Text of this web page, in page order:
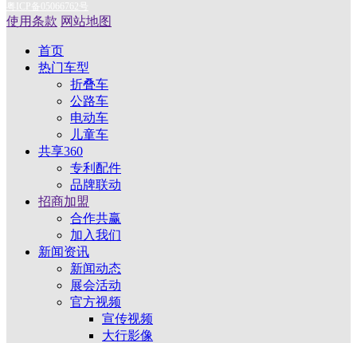
粤ICP备05066762号
使用条款 网站地图
首页
热门车型
折叠车
公路车
电动车
儿童车
共享360
专利配件
品牌联动
招商加盟
合作共赢
加入我们
新闻资讯
新闻动态
展会活动
官方视频
宣传视频
大行影像